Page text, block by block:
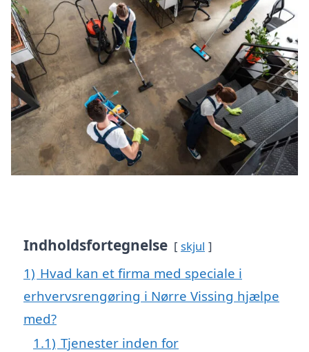
Indholdsfortegnelse skjul
1) Hvad kan et firma med speciale i
erhvervsrengøring i Nørre Vissing hjælpe
med?
1.1) Tjenester inden for